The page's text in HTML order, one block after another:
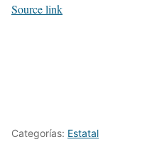
Source link
Categorías: Estatal